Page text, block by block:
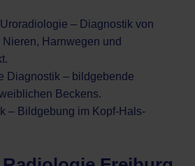
– Diagnostik von
Harnwegen und
Diagnostik – bildgebende
Beckens.
– Bildgebung im Kopf-Hals-